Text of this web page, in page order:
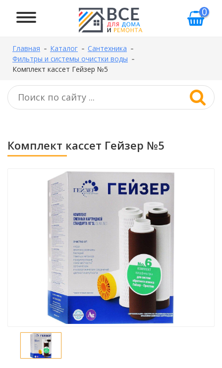
0
Главная Каталог
Сантехника
Фильтры и системы очистки воды
Комплект кассет Гейзер №5
Комплект кассет Гейзер №5